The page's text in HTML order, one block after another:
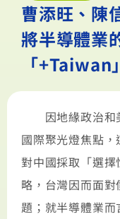
曹添旺、陳
將半導體業
「+Taiwan」
因地緣政治和
國際聚光燈焦點
對中國採取「選
略，台灣因而面
題；就半導體業